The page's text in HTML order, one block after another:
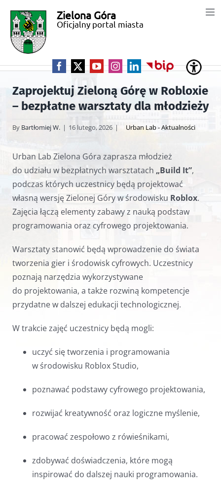
zawartości
Miasto
Zielona
Góra
Zielona Góra
Oficjalny portal miasta
Facebook
X YouTubeInstagramLinkedInBIP
Zaprojektuj Zieloną Górę w Robloxie
– bezpłatne warsztaty dla młodzieży
By Bartłomiej W. | 16 lutego, 2026 | Urban Lab - Aktualności
Urban Lab Zielona Góra zaprasza młodzież
do udziału w bezpłatnych warsztatach „Build It”,
podczas których uczestnicy będą projektować
własną wersję Zielonej Góry w środowisku Roblox.
Zajęcia łączą elementy zabawy z nauką podstaw
programowania oraz cyfrowego projektowania.
Warsztaty stanowić będą wprowadzenie do świata
tworzenia gier i środowisk cyfrowych. Uczestnicy
poznają narzędzia wykorzystywane
do projektowania, a także rozwiną kompetencje
przydatne w dalszej edukacji technologicznej.
W trakcie zajęć uczestnicy będą mogli:
uczyć się tworzenia i programowania
w środowisku Roblox Studio,
poznawać podstawy cyfrowego projektowania,
rozwijać kreatywność oraz logiczne myślenie,
pracować zespołowo z rówieśnikami,
zdobywać doświadczenia, które mogą
inspirować do dalszej nauki programowania.